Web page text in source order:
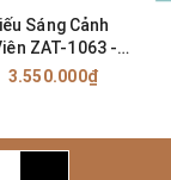
Sáng Cảnh
ZAT-1063 -
Từ 3-6M với
3.550.000₫